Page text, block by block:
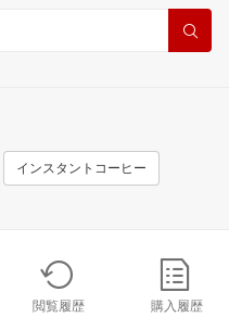
インスタントコーヒー
閲覧履歴 購入履歴